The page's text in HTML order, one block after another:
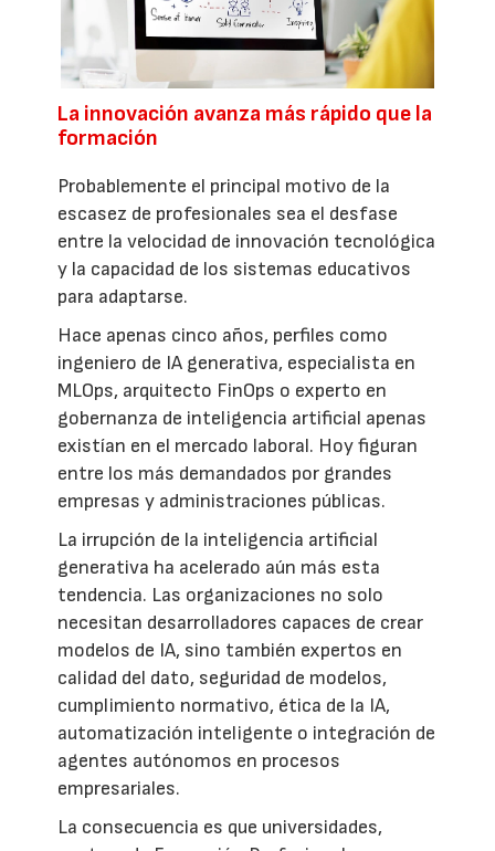
La innovación avanza más rápido que la
formación
Probablemente el principal motivo de la
escasez de profesionales sea el desfase
entre la velocidad de innovación tecnológica
y la capacidad de los sistemas educativos
para adaptarse.
Hace apenas cinco años, perfiles como
ingeniero de IA generativa, especialista en
MLOps, arquitecto FinOps o experto en
gobernanza de inteligencia artificial apenas
existían en el mercado laboral. Hoy figuran
entre los más demandados por grandes
empresas y administraciones públicas.
La irrupción de la inteligencia artificial
generativa ha acelerado aún más esta
tendencia. Las organizaciones no solo
necesitan desarrolladores capaces de crear
modelos de IA, sino también expertos en
calidad del dato, seguridad de modelos,
cumplimiento normativo, ética de la IA,
automatización inteligente o integración de
agentes autónomos en procesos
empresariales.
La consecuencia es que universidades,